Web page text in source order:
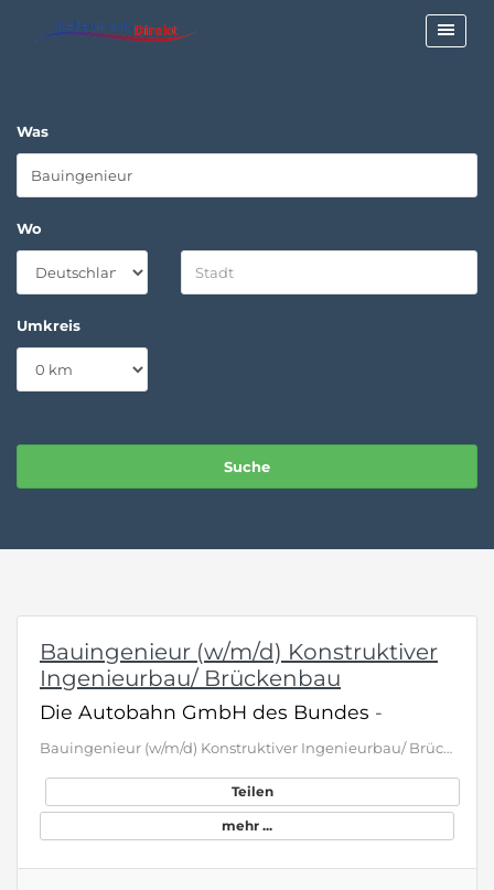
Was
Wo
Umkreis
Bauingenieur (w/m/d) Konstruktiver
Ingenieurbau/ Brückenbau
Die Autobahn GmbH des Bundes -
Bauingenieur (w/m/d) Konstruktiver Ingenieurbau/ Brückenbau Standort(e) 59063 Hamm Unternehmen Niederlassung Westfalen Entgeltgruppe E12 Fachbereich Ingenieurwesen Erfahrungsniveau Berufserfahrene Vertrag Unbefristet Gemeinsam. Sicher. Mobil. Eine funktionierende Autobahninfrastruktur ist der Garant dafür, dass Deutschland mobil ist. Damit das so bleibt, brauchen wir Ihre Expertise als Ingenieurin oder Ingenieur. Tausende Brücken, hunderte Tunnel und unzählige Nebenanlagen müssen regelmäßig gep…
Teilen
mehr ...